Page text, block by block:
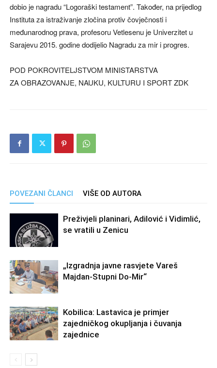
dobio je nagradu “Logoraški testament”. Također, na prijedlog
Instituta za istraživanje zločina protiv čovječnosti i
međunarodnog prava, profesoru Vetlesenu je Univerzitet u
Sarajevu 2015. godine dodijelio Nagradu za mir i progres.
POD POKROVITELJSTVOM MINISTARSTVA
ZA OBRAZOVANJE, NAUKU, KULTURU I SPORT ZDK
POVEZANI ČLANCI VIŠE OD AUTORA
Preživjeli planinari, Adilović i Vidimlić,
se vratili u Zenicu
„Izgradnja javne rasvjete Vareš
Majdan-Stupni Do-Mir“
Kobilica: Lastavica je primjer
zajedničkog okupljanja i čuvanja
zajednice